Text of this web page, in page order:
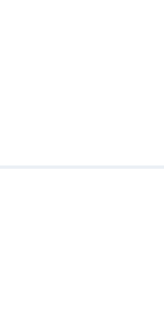
、恋愛、ITに関
か、エンタメ情